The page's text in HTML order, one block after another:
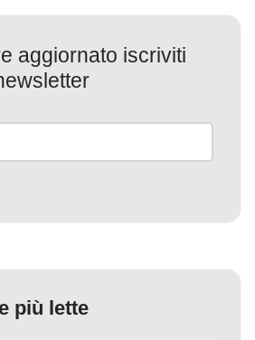
aggiornato iscriviti
più lette